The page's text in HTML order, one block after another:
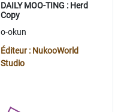
DAILY MOO-TING : Herd
Copy
o-okun
Éditeur : NukooWorld
Studio